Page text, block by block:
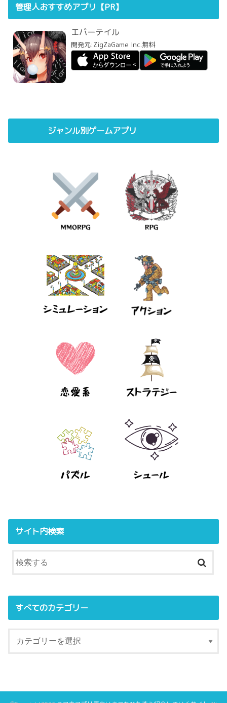
管理人おすすめアプリ【PR】
エバーテイル
開発元:ZigZaGame Inc.無料
ジャンル別ゲームアプリ
サイト内検索
すべてのカテゴリー